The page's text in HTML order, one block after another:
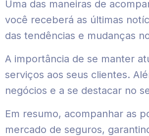
Uma das maneiras de
você receberá as últimas
das tendências e mudanças
A importância de se manter
serviços aos seus clientes.
negócios e a se destacar no
Em resumo, acompanhar as
mercado de seguros,